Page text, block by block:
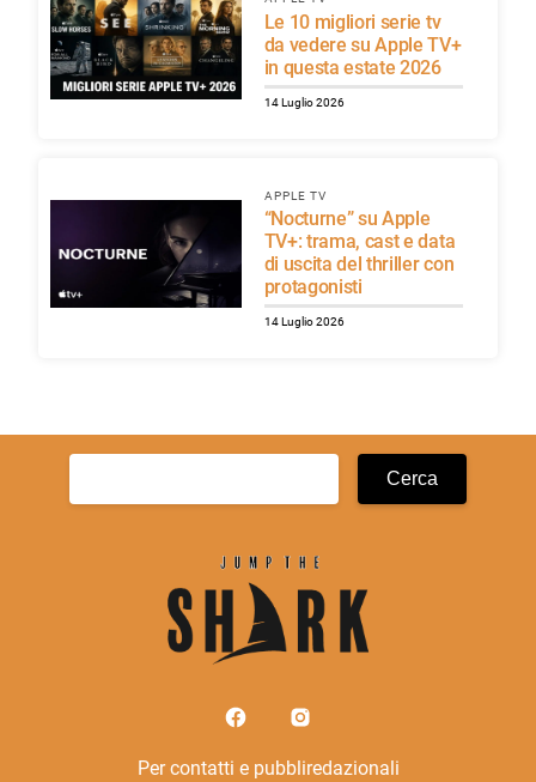
Le 10 migliori serie tv
da vedere su Apple TV+
in questa estate 2026
14 Luglio 2026
APPLE TV
“Nocturne” su Apple
TV+: trama, cast e data
di uscita del thriller con
protagonisti
14 Luglio 2026
Per contatti e pubbliredazionali